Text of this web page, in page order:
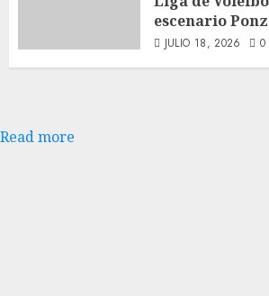
escenario
JULIO 18, 2026 0
Read more